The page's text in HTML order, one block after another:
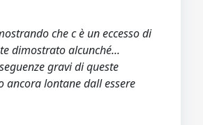
che c è un eccesso di
dimostrato alcunché...
gravi di queste
ancora lontane dall essere